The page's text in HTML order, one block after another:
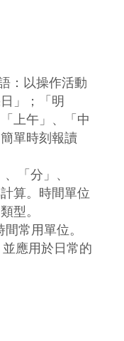
：以操作活動
」；「明
上午」、「中
單時刻報讀
「分」、
算。時間單位
型。
常用單位。
應用於日常的